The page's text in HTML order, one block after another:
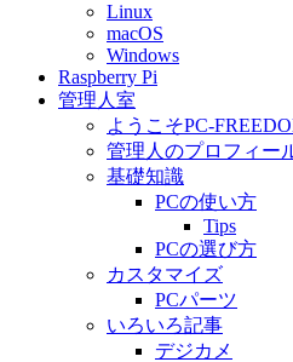
Linux
macOS
Windows
Raspberry Pi
管理人室
ようこそPC-
管理人のプロフィー
基礎知識
PCの使い方
Tips
PCの選び方
カスタマイズ
PCパーツ
いろいろ記事
デジカメ